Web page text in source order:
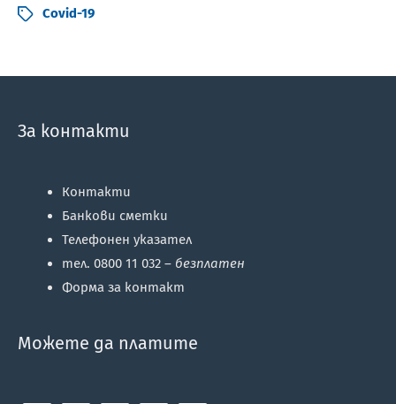
Covid-19
За контакти
Контакти
Банкови сметки
Телефонен указател
тел. 0800 11 032 – безплатен
Форма за контакт
Можете да платите